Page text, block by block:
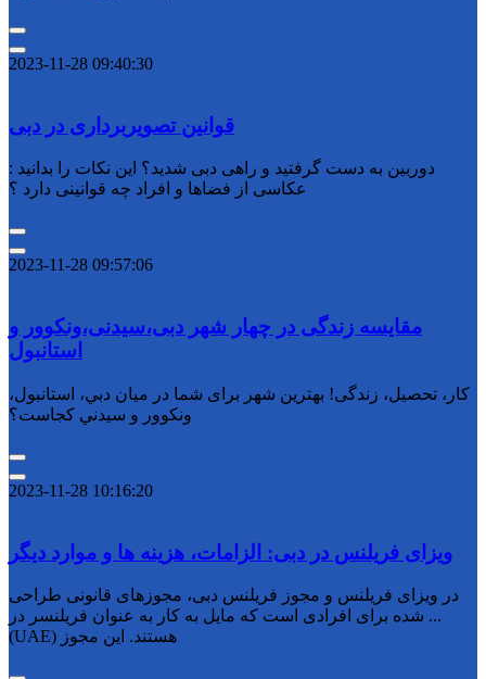
2023-11-28 09:40:30
قوانین تصویربرداری در دبی
دوربین به دست گرفتید و راهی دبی شدید؟ این نکات را بدانید :
عکاسی از فضاها و افراد چه قوانینی دارد ؟
2023-11-28 09:57:06
مقایسه زندگی در چهار شهر دبی،سیدنی،ونکوور و
استانبول
کار، تحصیل، زندگی! بهترین شهر برای شما در میان دبي، استانبول،
ونکوور و سيدني کجاست؟
2023-11-28 10:16:20
ویزای فریلنس در دبی: الزامات، هزینه ها و موارد دیگر
در ویزای فریلنس و مجوز فریلنس دبی، مجوزهای قانونی طراحی
شده برای افرادی است که مایل به کار به عنوان فریلنسر در ...
(UAE) هستند. این مجوز